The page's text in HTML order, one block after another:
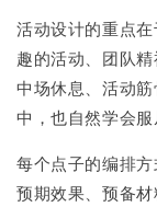
活动设计的重点
趣的活动、团队
中场休息、活动
中，也自然学会服
每个点子的编排方
预期效果、预备材